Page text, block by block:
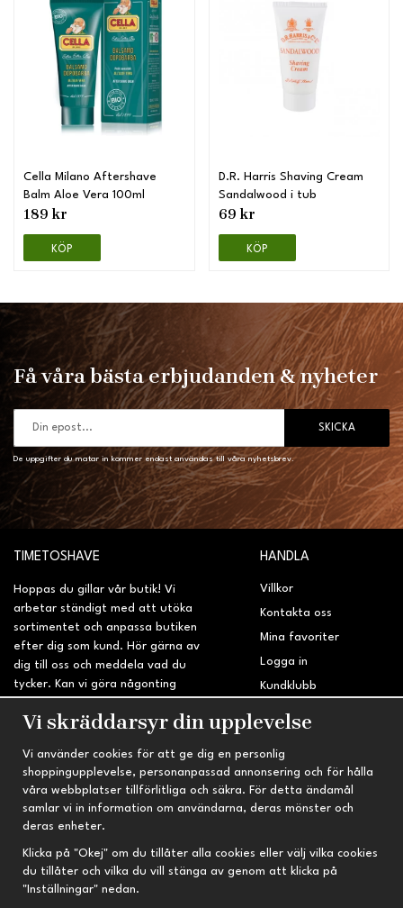
Cella Milano Aftershave
Balm Aloe Vera 100ml
189 kr
KÖP
D.R. Harris Shaving Cream
Sandalwood i tub
69 kr
KÖP
Få våra bästa erbjudanden & nyheter
SKICKA
De uppgifter du matar in kommer endast användas till våra nyhetsbrev.
TIMETOSHAVE
Hoppas du gillar vår butik! Vi
arbetar ständigt med att utöka
sortimentet och anpassa butiken
efter dig som kund. Hör gärna av
dig till oss och meddela vad du
tycker. Kan vi göra någonting
sidan?
HANDLA
Villkor
Kontakta oss
Mina favoriter
Logga in
Kundklubb
INFORMATION
Om oss
Nyheter
Nyhetsbrev
Om cookies
Prenumeration
TRYGG HANDEL
Fri frakt vid köp över 695 kr
Kvalitetsprodukter till kanonpris
Vi skräddarsyr din upplevelse
Vi använder cookies för att ge dig en personlig
shoppingupplevelse, personanpassad annonsering och för hålla
våra webbplatser tillförlitliga och säkra. För detta ändamål
samlar vi in information om användarna, deras mönster och
deras enheter.
Klicka på "Okej" om du tillåter alla cookies eller välj vilka cookies
du tillåter och vilka du vill stänga av genom att klicka på
"Inställningar" nedan.